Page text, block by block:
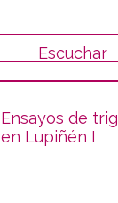
Escuchar
Ensayos de
en Lupiñén I